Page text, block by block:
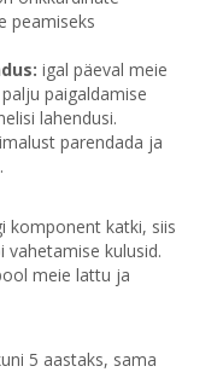
peamiseks
igal päeval meie
paigaldamise
lahendusi.
parendada ja
komponent katki, siis
vahetamise kulusid.
meie lattu ja
5 aastaks, sama